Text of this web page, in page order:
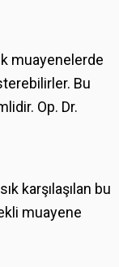
muayenelerde
Bu
Op. Dr.
karşılaşılan bu
muayene